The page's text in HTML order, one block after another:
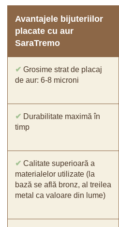
Avantajele bijuteriilor
placate cu aur
SaraTremo
✔ Grosime strat de placaj
de aur: 6-8 microni
✔ Durabilitate maximă în
timp
✔ Calitate superioară a
materialelor utilizate (la
bază se află bronz, al treilea
metal ca valoare din lume)